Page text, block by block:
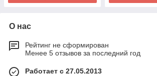
О нас
Рейтинг не сформирован
Менее 5 отзывов за последний год
Работает с 27.05.2013